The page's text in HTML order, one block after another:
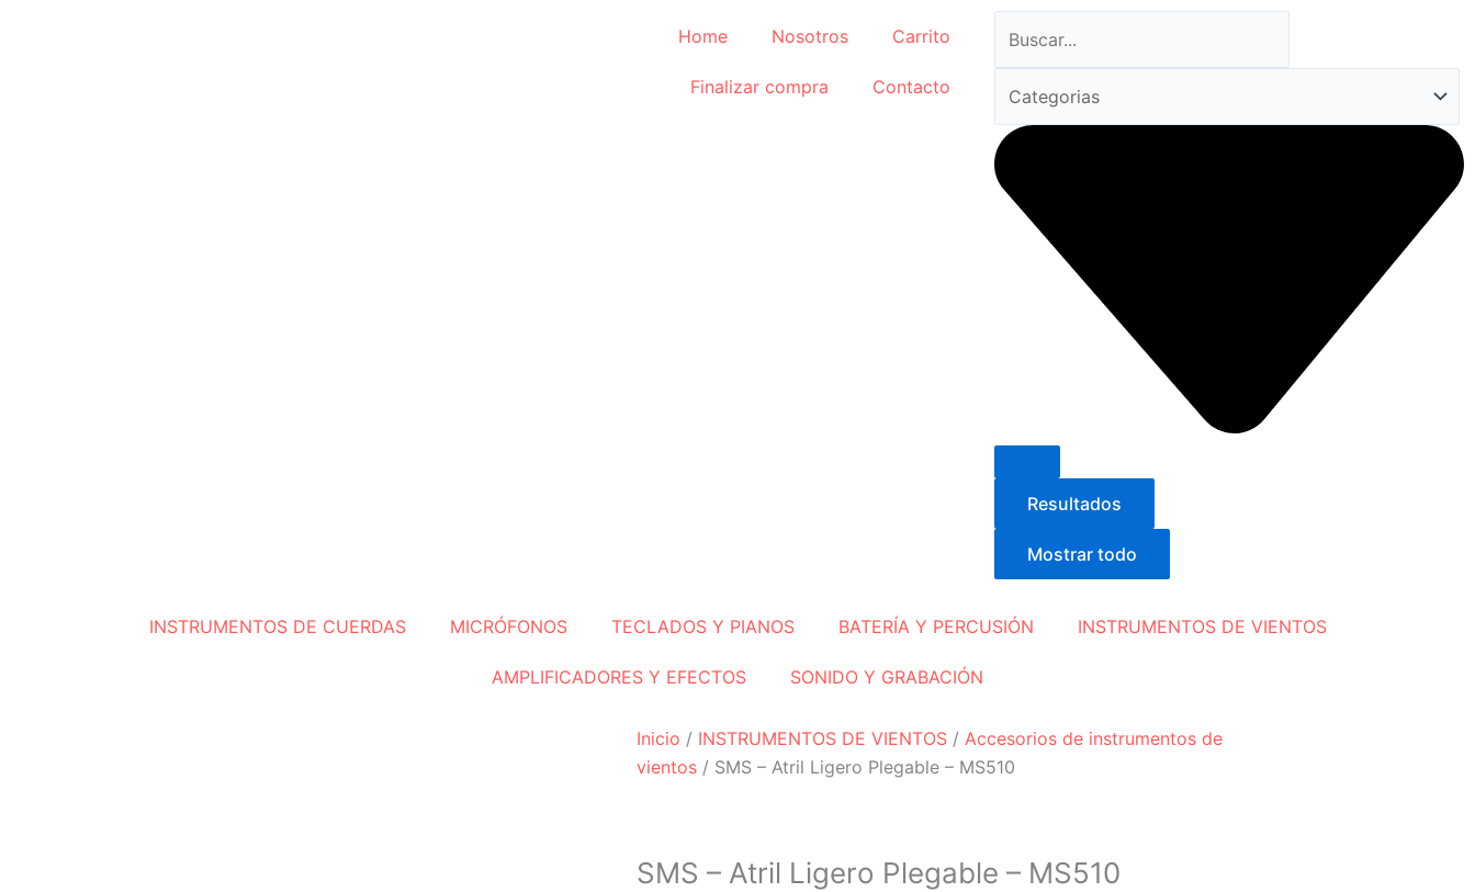
Home Nosotros Carrito
Finalizar compra Contacto
Resultados
Mostrar todo
INSTRUMENTOS DE CUERDAS MICRÓFONOS TECLADOS Y PIANOS BATERÍA Y PERCUSIÓN INSTRUMENTOS DE VIENTOS
AMPLIFICADORES Y EFECTOS SONIDO Y GRABACIÓN
Inicio / INSTRUMENTOS DE VIENTOS / Accesorios de instrumentos de
vientos / SMS – Atril Ligero Plegable – MS510
SMS – Atril Ligero Plegable – MS510